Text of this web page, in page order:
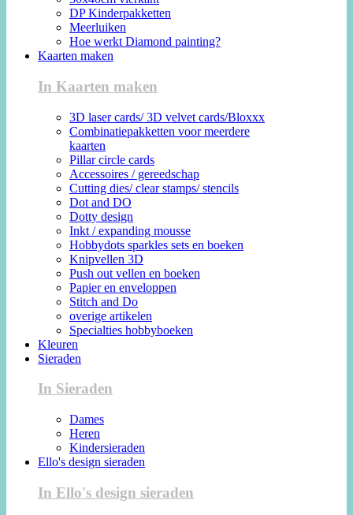
DP Kinderpakketten
Meerluiken
Hoe werkt Diamond painting?
Kaarten maken
In Kaarten maken
3D laser cards/ 3D velvet cards/Bloxxx
Combinatiepakketten voor meerdere
kaarten
Pillar circle cards
Accessoires / gereedschap
Cutting dies/ clear stamps/ stencils
Dot and DO
Dotty design
Inkt / expanding mousse
Hobbydots sparkles sets en boeken
Knipvellen 3D
Push out vellen en boeken
Papier en enveloppen
Stitch and Do
overige artikelen
Specialties hobbyboeken
Kleuren
Sieraden
In Sieraden
Dames
Heren
Kindersieraden
Ello's design sieraden
In Ello's design sieraden